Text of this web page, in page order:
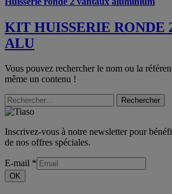
KIT HUISSERIE RONDE
ALU
Vous pouvez rechercher le nom ou la
même un contenu !
Rechercher
Inscrivez-vous à notre newsletter pour
de nos offres spéciales.
E-mail *
OK